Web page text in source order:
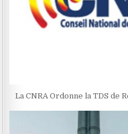
La CNRA Ordonne la TDS de